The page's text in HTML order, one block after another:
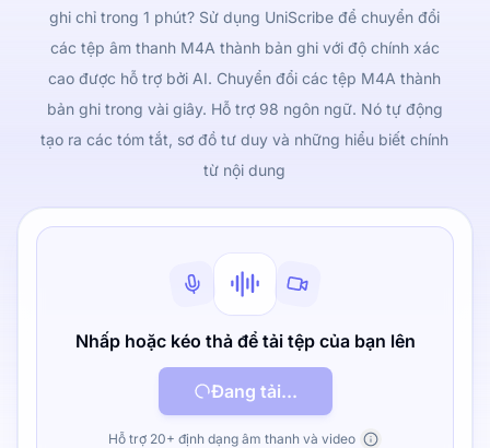
ghi chỉ trong 1 phút? Sử dụng UniScribe để chuyển đổi
các tệp âm thanh M4A thành bản ghi với độ chính xác
cao được hỗ trợ bởi AI. Chuyển đổi các tệp M4A thành
bản ghi trong vài giây. Hỗ trợ 98 ngôn ngữ. Nó tự động
tạo ra các tóm tắt, sơ đồ tư duy và những hiểu biết chính
từ nội dung
Nhấp hoặc kéo thả để tải tệp của bạn lên
Đang tải...
Hỗ trợ 20+ định dạng âm thanh và video